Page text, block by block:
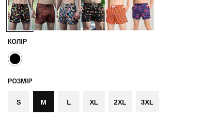
КОЛІР
РОЗМІР
S M L XL 2XL 3XL